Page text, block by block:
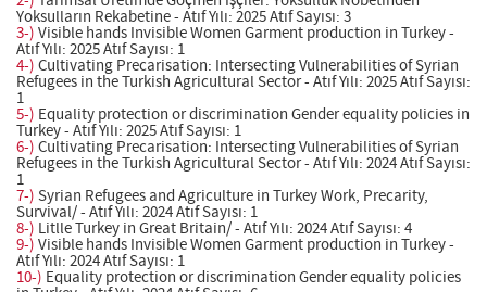
Yoksulların Rekabetine - Atıf Yılı: 2025 Atıf Sayısı: 3
3-) Visible hands Invisible Women Garment production in Turkey -
Atıf Yılı: 2025 Atıf Sayısı: 1
4-) Cultivating Precarisation: Intersecting Vulnerabilities of Syrian
Refugees in the Turkish Agricultural Sector - Atıf Yılı: 2025 Atıf Sayısı:
1
5-) Equality protection or discrimination Gender equality policies in
Turkey - Atıf Yılı: 2025 Atıf Sayısı: 1
6-) Cultivating Precarisation: Intersecting Vulnerabilities of Syrian
Refugees in the Turkish Agricultural Sector - Atıf Yılı: 2024 Atıf Sayısı:
1
7-) Syrian Refugees and Agriculture in Turkey Work, Precarity,
Survival/ - Atıf Yılı: 2024 Atıf Sayısı: 1
8-) Litlle Turkey in Great Britain/ - Atıf Yılı: 2024 Atıf Sayısı: 4
9-) Visible hands Invisible Women Garment production in Turkey -
Atıf Yılı: 2024 Atıf Sayısı: 1
10-) Equality protection or discrimination Gender equality policies